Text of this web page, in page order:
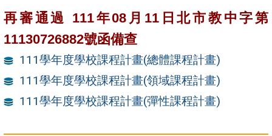
再審通過 111年08月11日北市教中字第
11130726882號函備查
111學年度學校課程計畫(總體課程計畫)
111學年度學校課程計畫(領域課程計畫)
111學年度學校課程計畫(彈性課程計畫)